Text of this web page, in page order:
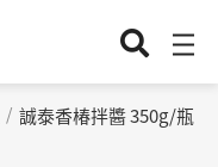
誠泰香椿拌醬 350g/瓶